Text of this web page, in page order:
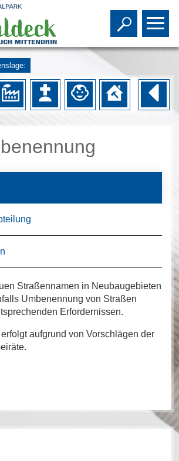
Toggle
Straßennamen in Neubaugebieten
Umbenennung von Straßen
Erfordernissen.
aufgrund von Vorschlägen der